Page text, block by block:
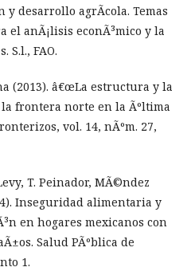
desarrollo agrÃ­cola. Temas
el anÃ¡lisis econÃ³mico y la
S.l., FAO.
(2013). â€œLa estructura y la
frontera norte en la Ãºltima
vol. 14, nÃºm. 27,
T. Peinador, MÃ©ndez
Inseguridad alimentaria y
en hogares mexicanos con
Salud PÃºblica de
1.